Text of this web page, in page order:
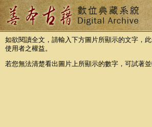
如欲閱讀全文，請輸入下方圖片所顯示的文字，
使用者之權益。
若您無法清楚看出圖片上所顯示的數字，可試著